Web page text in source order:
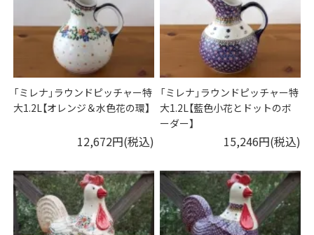
「ミレナ」ラウンドピッチャー特
大1.2L【オレンジ＆水色花の環】
12,672円(税込)
「ミレナ」ラウンドピッチャー特
大1.2L【藍色小花とドットのボ
ーダー】
15,246円(税込)